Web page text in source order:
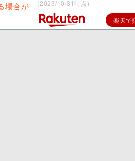
(2023/10/31時点)
楽天で